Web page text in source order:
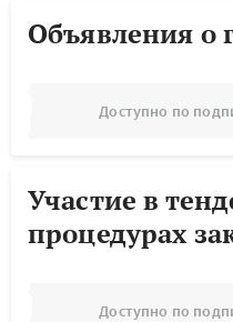
Объявления о
Доступно по
Участие в
процедурах
Доступно по